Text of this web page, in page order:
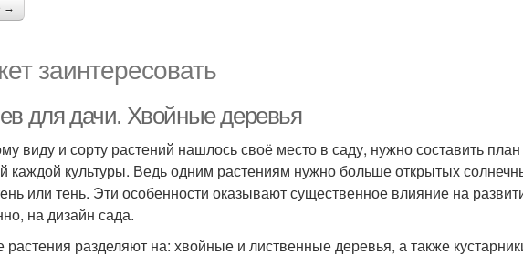
→
заинтересовать
для дачи. Хвойные деревья
виду и сорту растений нашлось своё место в саду, нужно составить
каждой культуры. Ведь одним растениям нужно больше открытых
или тень. Эти особенности оказывают существенное влияние на
на дизайн сада.
растения разделяют на: хвойные и лиственные деревья, а также